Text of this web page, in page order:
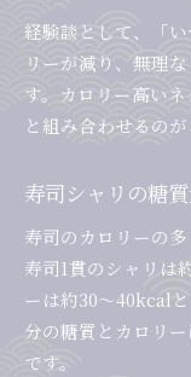
経験談として、「
リーが減り、無理
す。カロリー高い
と組み合わせるのが
寿司シャリの糖
寿司のカロリーの
寿司1貫のシャリは
ーは約30～40kcal
分の糖質とカロリ
です。